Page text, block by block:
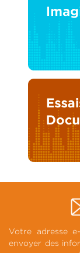
Votre adresse
envoyer des